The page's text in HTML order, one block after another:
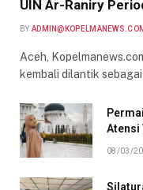
UIN Ar-Raniry
BY
Aceh,
kembali dilantik
Atensi
08/03/